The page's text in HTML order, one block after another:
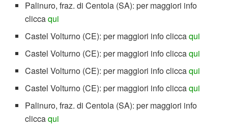
Palinuro, fraz. di Centola (SA): per maggiori info
cliccaqui
Castel Volturno (CE): per maggiori info cliccaqui
Castel Volturno (CE): per maggiori info cliccaqui
Castel Volturno (CE): per maggiori info cliccaqui
Castel Volturno (CE): per maggiori info cliccaqui
Palinuro, fraz. di Centola (SA): per maggiori info
cliccaqui